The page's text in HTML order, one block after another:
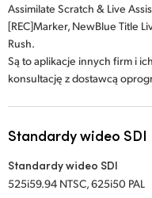
Assimilate Scratch & Live
[REC]Marker, NewBlue Title
Rush.
Są to aplikacje innych firm i
konsultację z dostawcą
Standardy wideo SDI
Standardy wideo SDI
525i59.94 NTSC, 625i50 PAL